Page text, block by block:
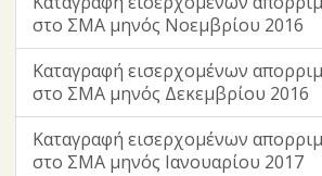
στο ΣΜΑ μηνός Νοεμβρίου 2016
Καταγραφή εισερχομένων
στο ΣΜΑ μηνός Δεκεμβρίου 2016
Καταγραφή εισερχομένων
στο ΣΜΑ μηνός Ιανουαρίου 2017